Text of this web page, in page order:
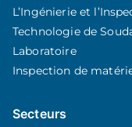
L’Ingénierie et
Technologie de
Laboratoire
Inspection de
Secteurs